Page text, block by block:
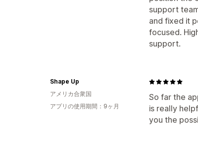
support
and fixed it
focused.
support.
So far the
is really
you the
Shape Up
アメリカ合衆国
アプリの使用期間：9ヶ月